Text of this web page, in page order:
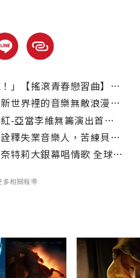
青春戀習曲】導演的必勝方程式
界裡的音樂無敵浪漫大確幸
李維無籌演出首部電影處女作
業音樂人，苦練貝斯親自上陣
大銀幕唱情歌 全球狂撈20億
多相關報導